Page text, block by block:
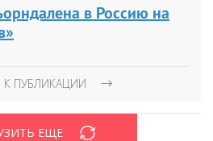
в Россию на
К ПУБЛИКАЦИИ
ЕЩЕ